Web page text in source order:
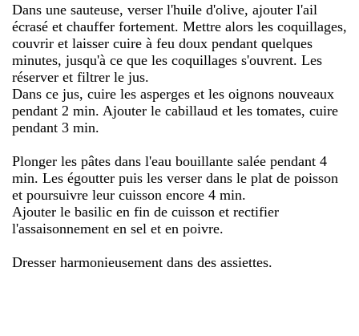
Dans une sauteuse, verser l'huile d'olive, ajouter l'ail
écrasé et chauffer fortement. Mettre alors les coquillages,
couvrir et laisser cuire à feu doux pendant quelques
minutes, jusqu'à ce que les coquillages s'ouvrent. Les
réserver et filtrer le jus.
Dans ce jus, cuire les asperges et les oignons nouveaux
pendant 2 min. Ajouter le cabillaud et les tomates, cuire
pendant 3 min.
Plonger les pâtes dans l'eau bouillante salée pendant 4
min. Les égoutter puis les verser dans le plat de poisson
et poursuivre leur cuisson encore 4 min.
Ajouter le basilic en fin de cuisson et rectifier
l'assaisonnement en sel et en poivre.
Dresser harmonieusement dans des assiettes.